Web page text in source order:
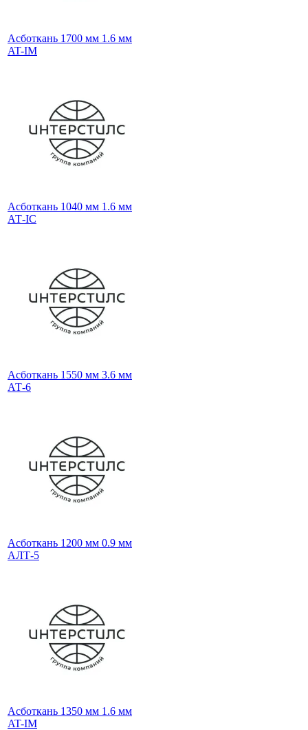
Асботкань 1700 мм 1.6 мм
AT-IM
Асботкань 1040 мм 1.6 мм
АТ-IС
Асботкань 1550 мм 3.6 мм
АТ-6
Асботкань 1200 мм 0.9 мм
АЛТ-5
Асботкань 1350 мм 1.6 мм
AT-IM